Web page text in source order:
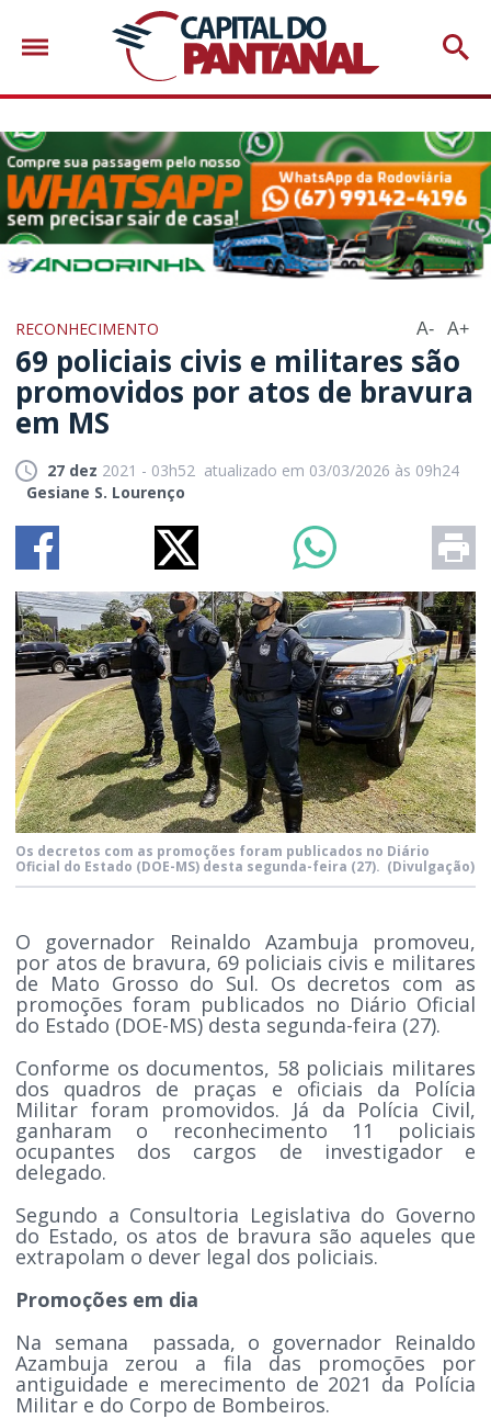
RECONHECIMENTO A- A+
69 policiais civis e militares são
promovidos por atos de bravura
em MS
27 dez 2021 - 03h52 atualizado em 03/03/2026 às 09h24
Gesiane S. Lourenço
Os decretos com as promoções foram publicados no Diário
Oficial do Estado (DOE-MS) desta segunda-feira (27). (Divulgação)
O governador Reinaldo Azambuja promoveu,
por atos de bravura, 69 policiais civis e militares
de Mato Grosso do Sul. Os decretos com as
promoções foram publicados no Diário Oficial
do Estado (DOE-MS) desta segunda-feira (27).
Conforme os documentos, 58 policiais militares
dos quadros de praças e oficiais da Polícia
Militar foram promovidos. Já da Polícia Civil,
ganharam o reconhecimento 11 policiais
ocupantes dos cargos de investigador e
delegado.
Segundo a Consultoria Legislativa do Governo
do Estado, os atos de bravura são aqueles que
extrapolam o dever legal dos policiais.
Promoções em dia
Na semana passada, o governador Reinaldo
Azambuja zerou a fila das promoções por
antiguidade e merecimento de 2021 da Polícia
Militar e do Corpo de Bombeiros.